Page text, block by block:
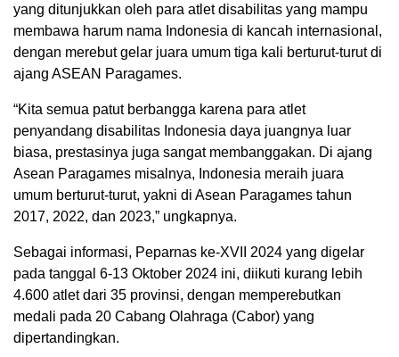
yang ditunjukkan oleh para atlet disabilitas yang mampu
membawa harum nama Indonesia di kancah internasional,
dengan merebut gelar juara umum tiga kali berturut-turut di
ajang ASEAN Paragames.
“Kita semua patut berbangga karena para atlet
penyandang disabilitas Indonesia daya juangnya luar
biasa, prestasinya juga sangat membanggakan. Di ajang
Asean Paragames misalnya, Indonesia meraih juara
umum berturut-turut, yakni di Asean Paragames tahun
2017, 2022, dan 2023,” ungkapnya.
Sebagai informasi, Peparnas ke-XVII 2024 yang digelar
pada tanggal 6-13 Oktober 2024 ini, diikuti kurang lebih
4.600 atlet dari 35 provinsi, dengan memperebutkan
medali pada 20 Cabang Olahraga (Cabor) yang
dipertandingkan.